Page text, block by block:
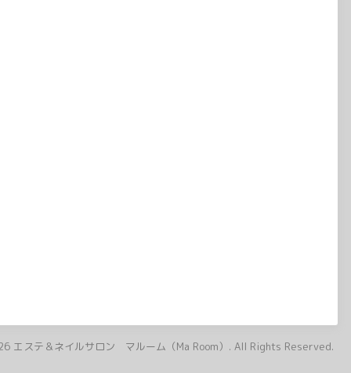
エステ＆ネイルサロン マルーム（Ma Room） . All Rights Reserved.